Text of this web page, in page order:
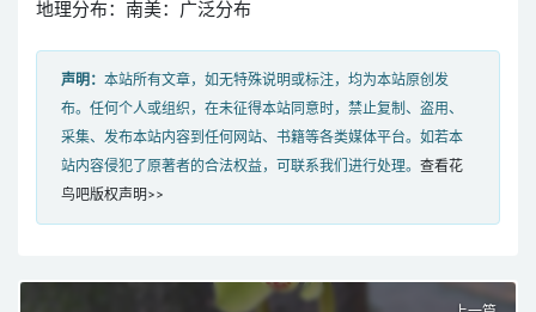
地理分布：南美：广泛分布
声明： 本站所有文章，如无特殊说明或标注，均为本站原创发
布。任何个人或组织，在未征得本站同意时，禁止复制、盗用、
采集、发布本站内容到任何网站、书籍等各类媒体平台。如若本
站内容侵犯了原著者的合法权益，可联系我们进行处理。 查看花
鸟吧版权声明>>